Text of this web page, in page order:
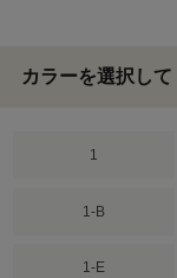
カラーを選択し
1
1-B
1-E